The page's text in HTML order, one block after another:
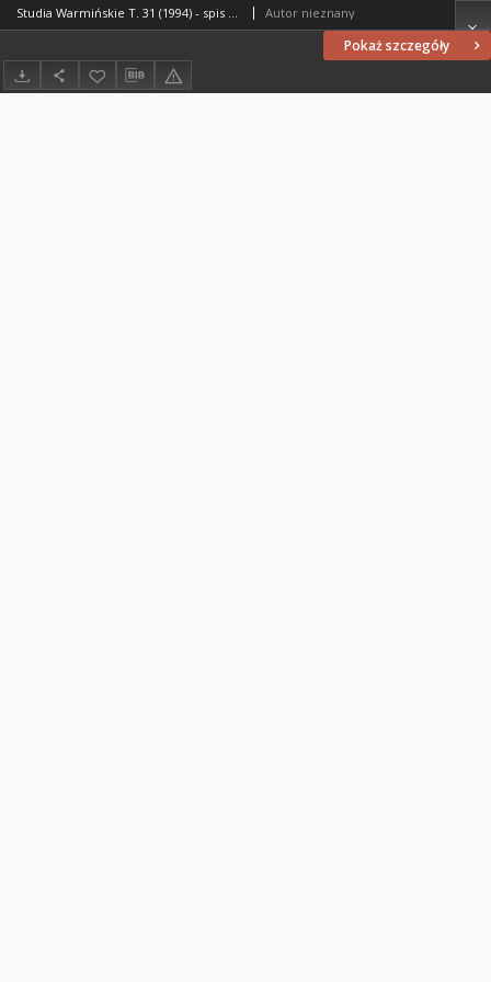
Pokaż szczegóły
Studia Warmińskie T. 31 (1994) - spis treści Autor nieznany